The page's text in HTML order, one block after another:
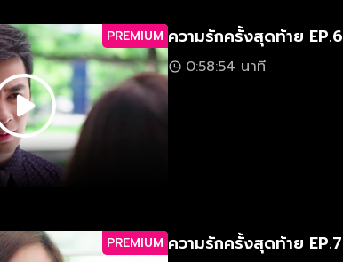
PREMIUM ความรักครั้งสุดท้าย EP.6
0:58:54 นาที
PREMIUM ความรักครั้งสุดท้าย EP.7